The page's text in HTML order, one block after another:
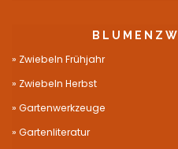
Zwiebeln Frühjahr
Zwiebeln Herbst
Gartenwerkzeuge
Gartenliteratur